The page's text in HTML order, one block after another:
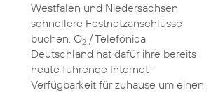
Westfalen und Niedersachsen
schnellere Festnetzanschlüsse
buchen. O2/ Telefónica
Deutschland hat dafür ihre bereits
heute führende Internet-
Verfügbarkeit für zuhause um einen